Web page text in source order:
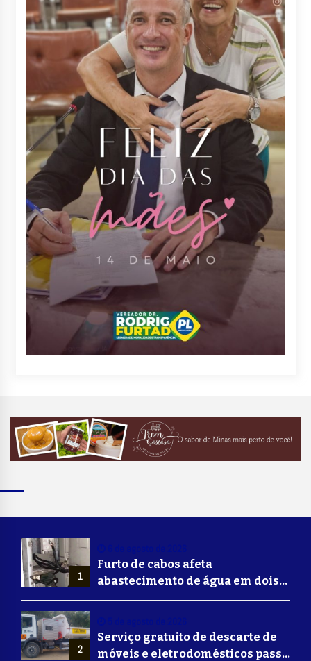
1
Furto de cabos afeta
abastecimento de água em dois
bairros de Volta Redonda
2
Serviço gratuito de descarte de
móveis e eletrodomésticos passa